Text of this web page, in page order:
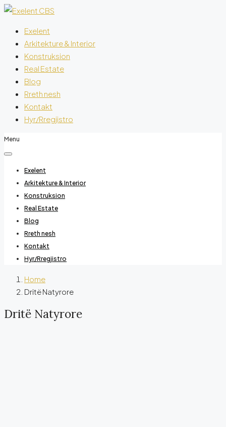
Exelent
Arkitekture & Interior
Konstruksion
Real Estate
Blog
Rreth nesh
Kontakt
Hyr/Rregjistro
Menu
Exelent
Arkitekture & Interior
Konstruksion
Real Estate
Blog
Rreth nesh
Kontakt
Hyr/Rregjistro
Home
Dritë Natyrore
Dritë Natyrore